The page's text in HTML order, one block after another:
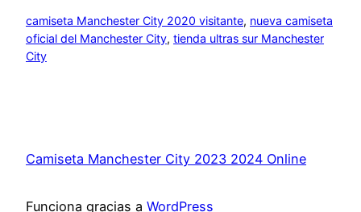
camiseta Manchester City 2020 visitante, nueva camiseta
oficial del Manchester City, tienda ultras sur Manchester
City
Camiseta Manchester City 2023 2024 Online
Funciona gracias a WordPress